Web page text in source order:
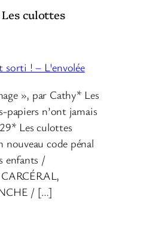
culottes
sorti ! – L'envolée
», par Cathy* Les
papiers n’ont jamais
Les culottes
nouveau code pénal
enfants /
/ […]